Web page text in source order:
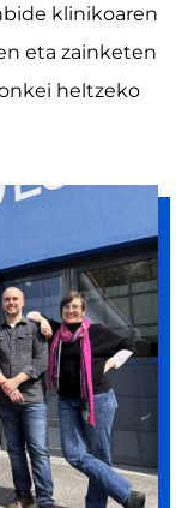
klinikoaren
eta zainketen
heltzeko